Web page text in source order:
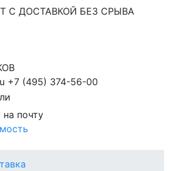
+7 (495) 374-56-00
на почту